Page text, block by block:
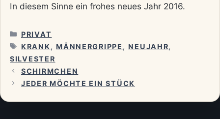
In diesem Sinne ein frohes neues Jahr 2016.
KATEGORIEN
PRIVAT
SCHLAGWÖRTER
KRANK, MÄNNERGRIPPE , NEUJAHR,
SILVESTER
SCHIRMCHEN
JEDER MÖCHTE EIN STÜCK